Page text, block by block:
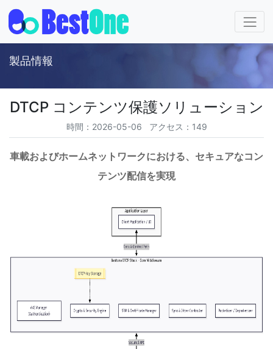
製品情報
DTCP コンテンツ保護ソリューション
時間：2026-05-06 アクセス：149
車載およびホームネットワークにおける、セキュアなコン
テンツ配信を実現